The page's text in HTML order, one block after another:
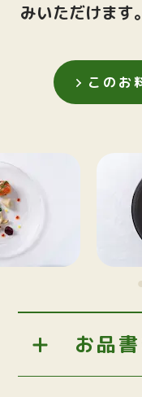
みいただけます。
このお
お品